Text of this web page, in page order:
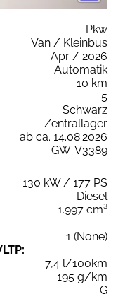
Pkw
Van / Kleinbus
Apr / 2026
Automatik
10 km
5
Schwarz
Zentrallager
ab ca. 14.08.2026
GW-V3389
130 kW / 177 PS
Diesel
1.997 cm³
1 (None)
7,4 l/100km
195 g/km
G